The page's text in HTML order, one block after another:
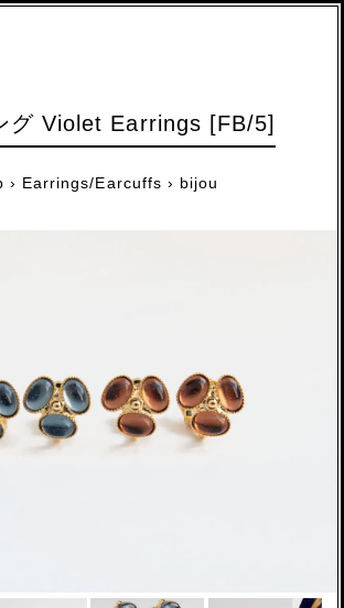
グ Violet Earrings [FB/5]
› Earrings/Earcuffs › bijou